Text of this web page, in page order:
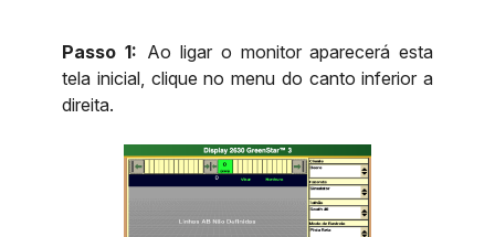
Passo 1: Ao ligar o monitor aparecerá esta
tela inicial, clique no menu do canto inferior a
direita.